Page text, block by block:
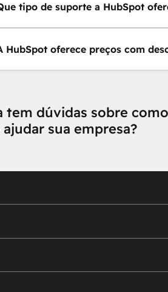
tipo de suporte a HubSpot
HubSpot oferece preços com
tem dúvidas sobre
sua empresa?